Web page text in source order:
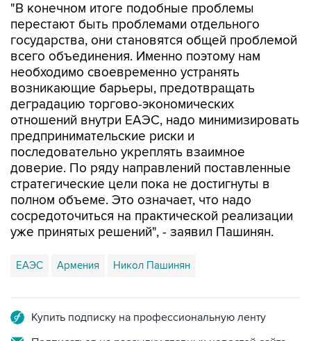
"В конечном итоге подобные проблемы
перестают быть проблемами отдельного
государства, они становятся общей проблемой
всего объединения. Именно поэтому нам
необходимо своевременно устранять
возникающие барьеры, предотвращать
деградацию торгово-экономических
отношений внутри ЕАЭС, надо минимизировать
предпринимательские риски и
последовательно укреплять взаимное
доверие. По ряду направлений поставленные
стратегические цели пока не достигнуты в
полном объеме. Это означает, что надо
сосредоточиться на практической реализации
уже принятых решений", - заявил Пашинян.
ЕАЭС Армения Никол Пашинян
Купить подписку на профессиональную ленту